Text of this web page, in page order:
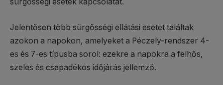
Jelentősen több sürgősségi ellátási esetet találtak
azokon a napokon, amelyeket a Péczely-rendszer 4-
es és 7-es típusba sorol: ezekre a napokra a felhős,
szeles és csapadékos időjárás jellemző.